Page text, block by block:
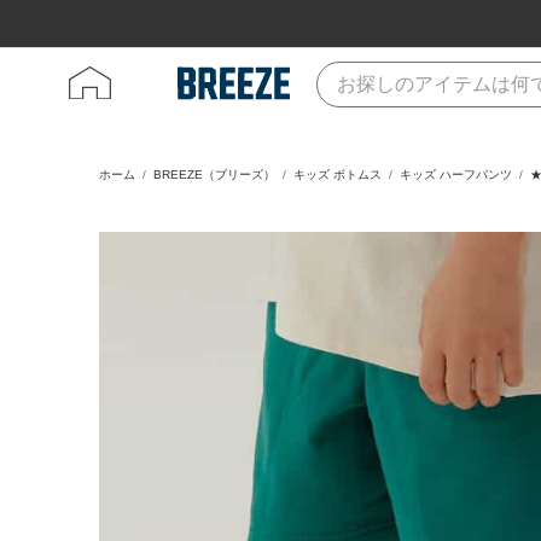
ホーム BREEZE（ブリーズ） キッズ ボトムス キッズ ハーフパンツ ★